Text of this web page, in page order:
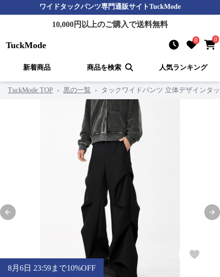
ワイドタックパンツ専門通販サイトTuckMode
10,000円以上のご購入で送料無料
TuckMode 0 0
新着商品 商品を検索 人気ランキング
TuckMode TOP › 黒の一覧 › タックワイドパンツ 立体デザインタ
Previous slide
8月 6日 23:59まで10%OFF